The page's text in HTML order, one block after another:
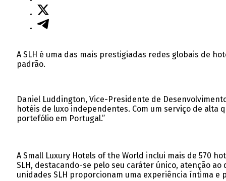
A SLH é uma das mais prestigiadas redes globais de
padrão.
Daniel Luddington, Vice-Presidente de
hotéis de luxo independentes. Com um serviço de alta
portefólio em Portugal.”
A Small Luxury Hotels of the World inclui mais de 570
SLH, destacando-se pelo seu caráter único, atenção
unidades SLH proporcionam uma experiência íntima